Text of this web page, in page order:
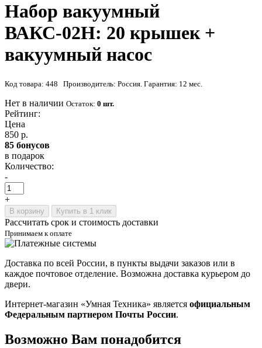
Набор вакуумный
ВАКС-02Н: 20 крышек +
вакуумный насос
Код товара: 448 Производитель: Россия. Гарантия: 12 мес.
Нет в наличии Остаток: 0 шт.
Рейтинг:
Цена
850 р.
85 бонусов
в подарок
Количество:
-
+
В корзину Купить в 1 клик
Рассчитать срок и стоимость доставки
Принимаем к оплате
Доставка по всей России, в пункты выдачи заказов или в
каждое почтовое отделение. Возможна доставка курьером до
двери.
Интернет-магазин «Умная Техника» является официальным
Федеральным партнером Почты России.
Возможно Вам понадобится